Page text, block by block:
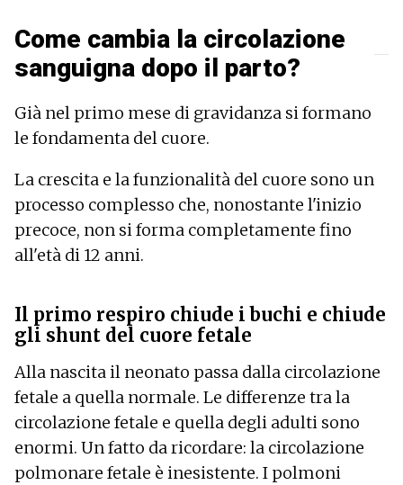
Come cambia la circolazione
sanguigna dopo il parto?
Già nel primo mese di gravidanza si formano
le fondamenta del cuore.
La crescita e la funzionalità del cuore sono un
processo complesso che, nonostante l'inizio
precoce, non si forma completamente fino
all'età di 12 anni.
Il primo respiro chiude i buchi e chiude
gli shunt del cuore fetale
Alla nascita il neonato passa dalla circolazione
fetale a quella normale. Le differenze tra la
circolazione fetale e quella degli adulti sono
enormi. Un fatto da ricordare: la circolazione
polmonare fetale è inesistente. I polmoni